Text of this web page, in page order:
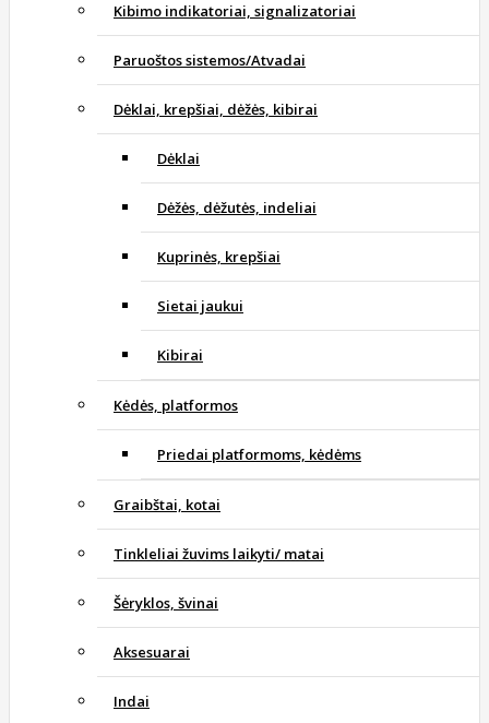
Kibimo indikatoriai, signalizatoriai
Paruoštos sistemos/Atvadai
Dėklai, krepšiai, dėžės, kibirai
Dėklai
Dėžės, dėžutės, indeliai
Kuprinės, krepšiai
Sietai jaukui
Kibirai
Kėdės, platformos
Priedai platformoms, kėdėms
Graibštai, kotai
Tinkleliai žuvims laikyti/ matai
Šėryklos, švinai
Aksesuarai
Indai